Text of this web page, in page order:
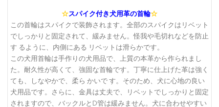
☆スパイク付き犬用革の首輪☆
この首輪はスパイクで装飾されます。全部のスパイクはリベット
でしっかりと固定されて、緩みません。怪我や毛切れなどを防止
す るように、内側にある リベットは滑らかです。
この犬用首輪は手作りの犬用品で、上質の本革から作られまし
た。耐久性が高くて、強固な首輪です。丁寧に仕上げた革は強く
ても、しなやかで、柔ら かいで す。そのため、犬に心地の良い
犬用品です。さらに、金具は丈夫で、リベットでしっかりと固定
されますので、バックルとD管は緩みません。犬に合わせやすい